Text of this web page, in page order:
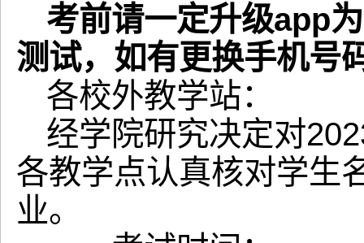
考前请一定升级app
测试，如有更换手机号
各校外教学站：
经学院研究决定对
各教学点认真核对学生
业。